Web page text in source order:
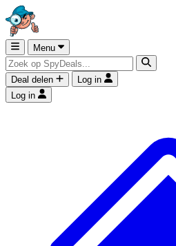
Menu
Deal delen
Log in
Log in